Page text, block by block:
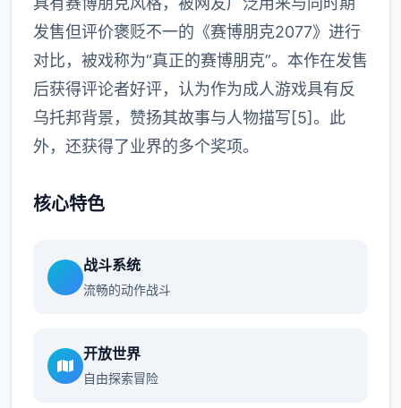
发售但评价褒贬不一的《赛博朋克2077》进行
对比，被戏称为“真正的赛博朋克”。本作在发售
后获得评论者好评，认为作为成人游戏具有反
乌托邦背景，赞扬其故事与人物描写[5]。此
外，还获得了业界的多个奖项。
核心特色
战斗系统
流畅的动作战斗
开放世界
自由探索冒险